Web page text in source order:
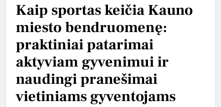
Kaip sportas keičia Kauno
miesto bendruomenę:
praktiniai patarimai
aktyviam gyvenimui ir
naudingi pranešimai
vietiniams gyventojams